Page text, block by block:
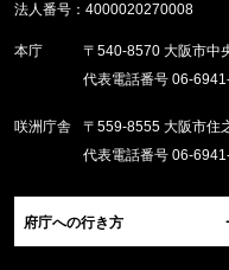
法人番号：4000020270008
本庁
〒540-8570 大阪市中
代表電話番号 06-
咲洲庁舎
〒559-8555 大阪市住
代表電話番号 06-
府庁への行き方